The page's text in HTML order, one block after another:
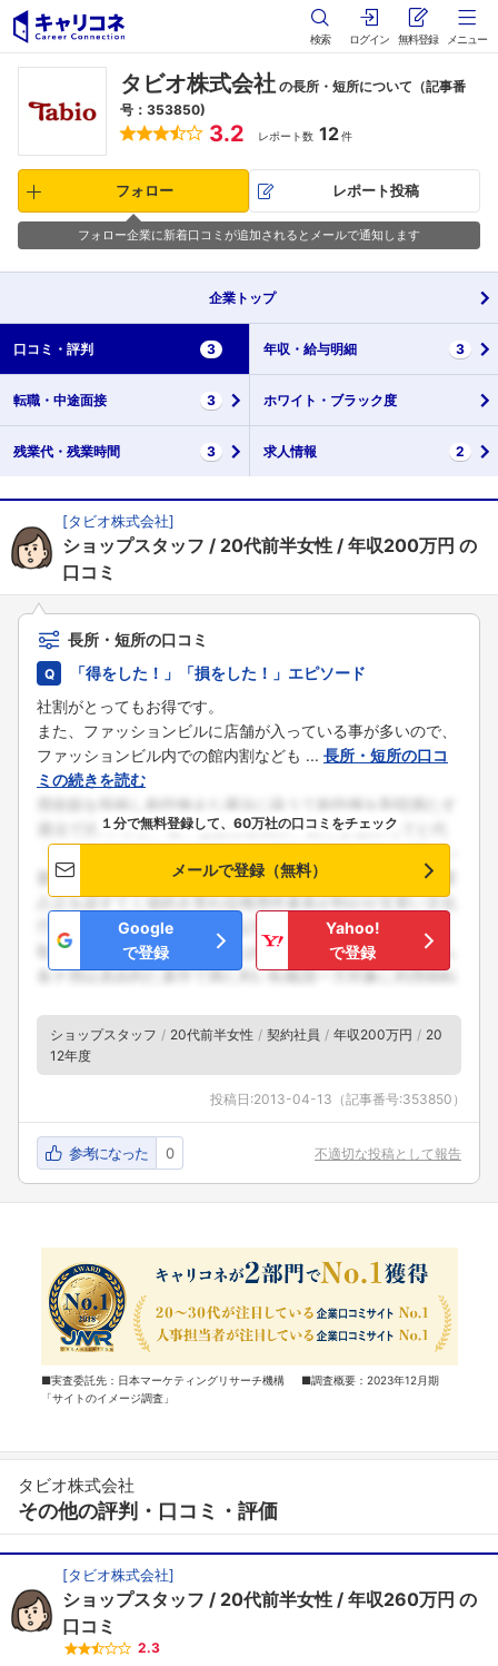
検索 ログイン 無料登録 メニュー
タビオ株式会社 の長所・短所について（記事番
号：353850)
3.2 レポート数 12件
フォロー レポート投稿
フォロー企業に新着口コミが追加されるとメールで通知します
企業 トップ
口コミ・ 評判 3 年収・ 給与明細 3
転職・ 中途面接 3 ホワイト・ ブラック度
残業代・ 残業時間 3 求人情報 2
[タビオ株式会社]
ショップスタッフ 20代前半女性 年収200万円 の
口コミ
長所・短所の口コミ
「得をした！」「損をした！」エピソード
社割がとってもお得です。
また、ファッションビルに店舗が入っている事が多いので、
ファッションビル内での館内割なども ... 長所・短所の口コ
ミの続きを読む
１分で無料登録して、60万社の口コミをチェック
メールで登録（無料）
Google
で登録
Yahoo!
で登録
ショップスタッフ 20代前半女性 契約社員 年収200万円
20
12年度
投稿日:2013-04-13 （記事番号:353850）
参考になった 0 不適切な投稿として報告
■実査委託先：日本マーケティングリサーチ機構 ■調査概要：2023年12月期
「サイトのイメージ調査」
タビオ株式会社
その他の評判・口コミ・評価
[タビオ株式会社]
ショップスタッフ 20代前半女性 年収260万円 の
口コミ
2.3